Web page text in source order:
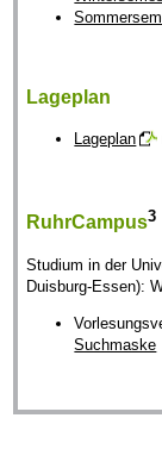
Lageplan
Lageplan
RuhrCampus3
Studium in der
Duisburg-Essen):
Suchmaske